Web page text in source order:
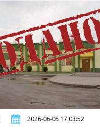
2026-06-05 17:03:52